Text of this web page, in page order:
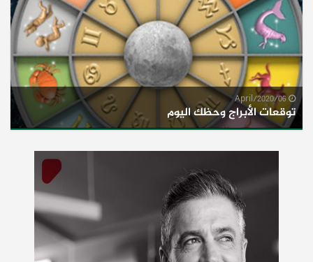
توقعات الأبراج وحظك اليوم